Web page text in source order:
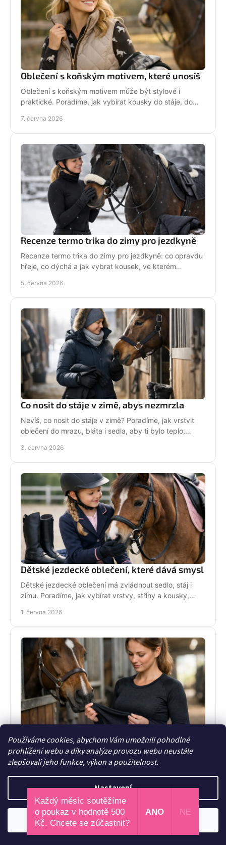
Používáme cookies, abychom Vám umožnili pohodlné
prohlížení webu a díky analýze provozu webu neustále
zlepšovali jeho funkce, výkon a použitelnost.
Nastavení
Odmítnout
Oblečení s koňským motivem, které unosíš
Oblečení s koňským motivem může být stylové i
praktické. Poradíme, jak vybírat kousky do stáje, do
7. června 2026
Recenze termo trika do zimy pro jezdkyně
Recenze termo trika do zimy pro jezdkyně: co opravdu
hřeje, co dýchá a jak vybrat kousek, ve kterém
5. června 2026
Co nosit do stáje v zimě, abys nezmrzla
Nevíš, co nosit do stáje v zimě? Poradíme, jak vrstvit
oblečení do mrazu, bláta i sedla, aby ti bylo teplo,
3. června 2026
Dětské jezdecké oblečení, které dává smysl
Dětské jezdecké oblečení má zvládnout sedlo, stáj i
zimu. Poradíme, jak vybírat vrstvy, střihy a kousky,
1. června 2026
Jak vybrat termo triko do stáje správně
Jak vybrat termo triko do stáje, aby hřálo, sedělo a
neomezovalo v sedle ani při práci okolo koně?
30. května 2026
Každý měsíc soutěžíme
o poukaz v hodnotě 500
Kč. Chcete se zúčastnit?
ANO NE